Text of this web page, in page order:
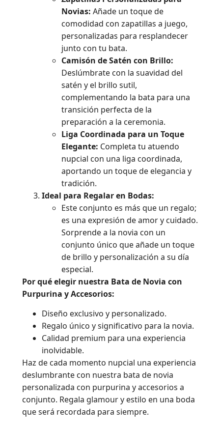
Novias: Añade un toque de
comodidad con zapatillas a juego,
personalizadas para resplandecer
junto con tu bata.
Camisón de Satén con Brillo:
Deslúmbrate con la suavidad del
satén y el brillo sutil,
complementando la bata para una
transición perfecta de la
preparación a la ceremonia.
Liga Coordinada para un Toque
Elegante: Completa tu atuendo
nupcial con una liga coordinada,
aportando un toque de elegancia y
tradición.
Ideal para Regalar en Bodas:
Este conjunto es más que un regalo;
es una expresión de amor y cuidado.
Sorprende a la novia con un
conjunto único que añade un toque
de brillo y personalización a su día
especial.
Por qué elegir nuestra Bata de Novia con
Purpurina y Accesorios:
Diseño exclusivo y personalizado.
Regalo único y significativo para la novia.
Calidad premium para una experiencia
inolvidable.
Haz de cada momento nupcial una experiencia
deslumbrante con nuestra bata de novia
personalizada con purpurina y accesorios a
conjunto. Regala glamour y estilo en una boda
que será recordada para siempre.